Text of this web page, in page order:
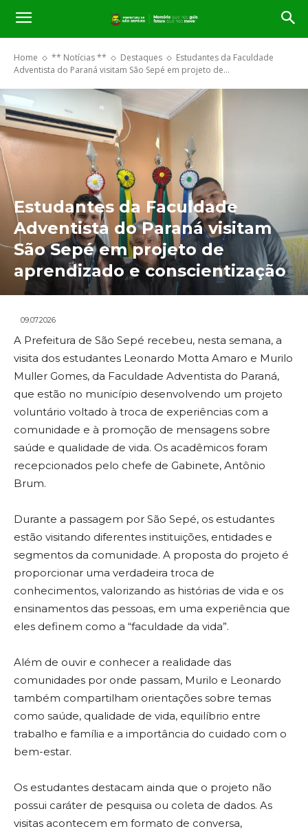
Home ** Notícias ** Destaques
Estudantes da Faculdade
Adventista do Paraná visitam São Sepé em projeto de...
Estudantes da Faculdade
Adventista do Paraná visitam
São Sepé em projeto de
aprendizado e conscientização
09.07.2026
A Prefeitura de São Sepé recebeu, nesta semana, a
visita dos estudantes Leonardo Motta Amaro e Murilo
Muller Gomes, da Faculdade Adventista do Paraná,
que estão no município desenvolvendo um projeto
voluntário voltado à troca de experiências com a
comunidade e à promoção de mensagens sobre
saúde e qualidade de vida. Os acadêmicos foram
recepcionados pelo chefe de Gabinete, Antônio
Brum.
Durante a passagem por São Sepé, os estudantes
estão visitando diferentes instituições, entidades e
segmentos da comunidade. A proposta do projeto é
proporcionar uma verdadeira troca de
conhecimentos, valorizando as histórias de vida e os
ensinamentos das pessoas, em uma experiência que
eles definem como a “faculdade da vida”.
Além de ouvir e conhecer a realidade das
comunidades por onde passam, Murilo e Leonardo
também compartilham orientações sobre temas
como saúde, qualidade de vida, equilíbrio entre
trabalho e família e a importância do cuidado com o
bem-estar.
Os estudantes destacam ainda que o projeto não
possui caráter de pesquisa ou coleta de dados. As
visitas acontecem em formato de conversa,